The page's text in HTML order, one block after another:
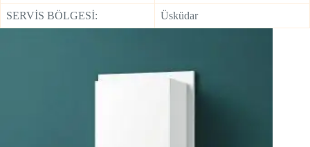
SERVİS BÖLGESİ: Üsküdar